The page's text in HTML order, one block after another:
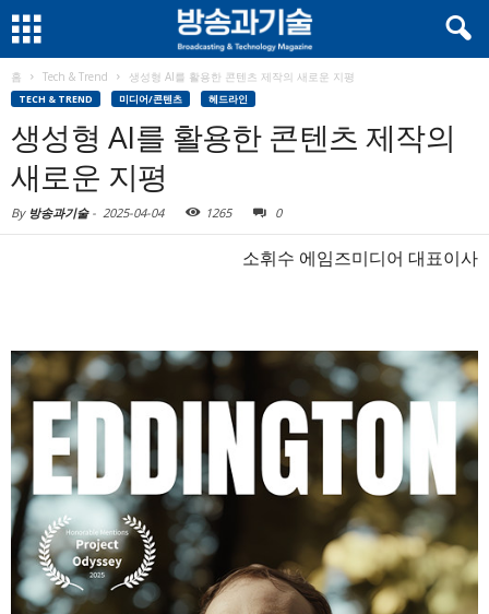
홈 Tech & Trend 생성형 AI를 활용한 콘텐츠 제작의 새로운 지평
TECH & TREND 미디어/콘텐츠 헤드라인
생성형 AI를 활용한 콘텐츠 제작의
새로운 지평
By 방송과기술- 2025-04-04 1265 0
소휘수 에임즈미디어 대표이사